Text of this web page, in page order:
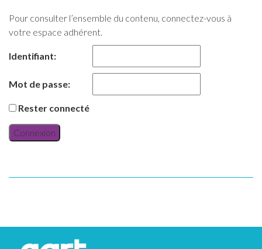
Pour consulter l’ensemble du contenu, connectez-vous à
votre espace adhérent.
Identifiant:
Mot de passe:
Rester connecté
Connexion